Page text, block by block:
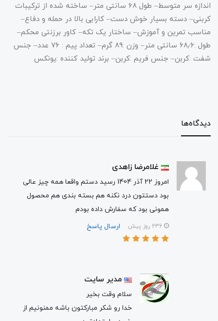
اندازه سر متوسط– طول 68 سانتی متر– ساخته شده از ترکیبات
کربنی– دسته بسیار خوش دست– کارایی بالا در حمله و دفاع–
مناسب تمرین و آموزش– ساختار یک تکه– کاور برزنتی محکم–
طول :۶۸٫۶ سانتی متر– وزن :۸۹ گرم– تعداد پیم : ۷۶ عدد– جنس
شفت :کربن– جنس فریم :کربن– برند تولید کننده :یونکس
دیدگاه‌ها
غلامرضا زاهدی
امروز 22 آذر 1404 رسید دستم واقعا همه چیز عالی
بود دستتون درد نکنه هم بسته بندی هم محصول
همونی بود که سفارش داده بودم
ارسال پاسخ
مدیر سایت
سلام وقت بخیر
خدا رو شکر مبارکتون باشه ممنونیم از